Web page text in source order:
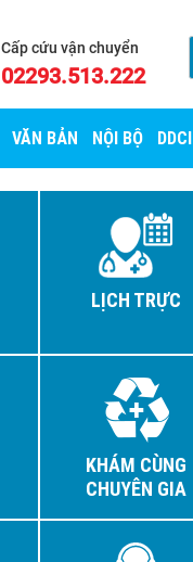
Cấp cứu vận chuyển
02293.513.222
VĂN BẢN NỘI BỘ DDCI
LỊCH TRỰC
KHÁM CÙNG
CHUYÊN GIA